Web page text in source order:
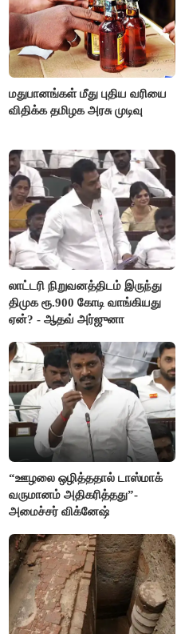
மதுபானங்கள் மீது புதிய வரியை
விதிக்க தமிழக அரசு முடிவு
லாட்டரி நிறுவனத்திடம் இருந்து
திமுக ரூ.900 கோடி வாங்கியது
ஏன்? - ஆதவ் அர்ஜுனா
“ஊழலை ஒழித்ததால் டாஸ்மாக்
வருமானம் அதிகரித்தது”-
அமைச்சர் விக்னேஷ்